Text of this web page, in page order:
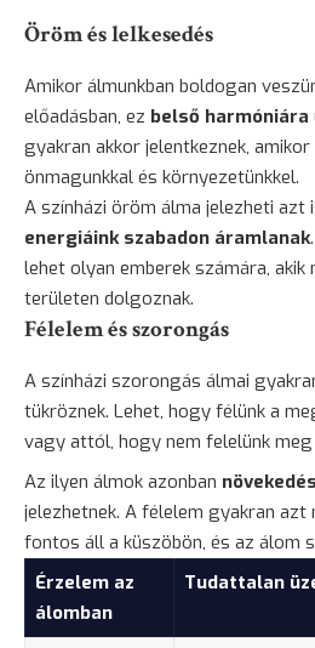
Öröm és lelkesedés
Amikor álmunkban boldogan
előadásban, ez belső harmóniára
gyakran akkor jelentkeznek,
önmagunkkal és környezetünkkel.
A színházi öröm álma jelezheti azt
energiáink szabadon áramlanak
lehet olyan emberek számára,
területen dolgoznak.
Félelem és szorongás
A színházi szorongás álmai
tükröznek. Lehet, hogy félünk a
vagy attól, hogy nem felelünk meg
Az ilyen álmok azonban
jelezhetnek. A félelem gyakran azt
fontos áll a küszöbön, és az álom
Érzelem az
álomban
Tudattalan